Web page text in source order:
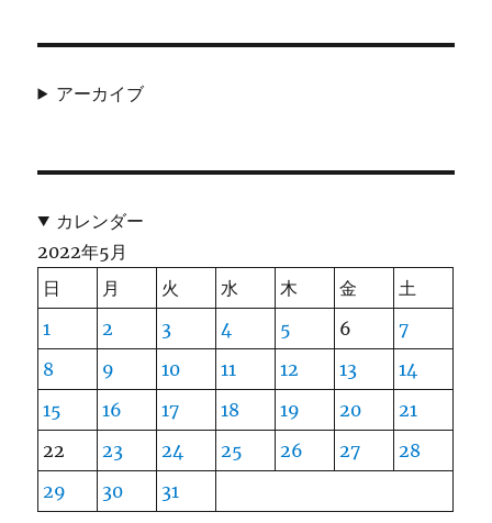
アーカイブ
カレンダー
2022年5月
日
月 火 水 木 金
土
1
2 3 4 5 6
7
8
9 10 11 12 13
14
15
16 17 18 19 20
21
22
23 24 25 26 27
28
29
30 31